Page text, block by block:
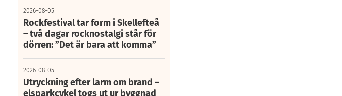
2026-08-05
Rockfestival tar form i Skellefteå
– två dagar rocknostalgi står för
dörren: ”Det är bara att komma”
2026-08-05
Utryckning efter larm om brand –
elsparkcykel togs ut ur byggnad